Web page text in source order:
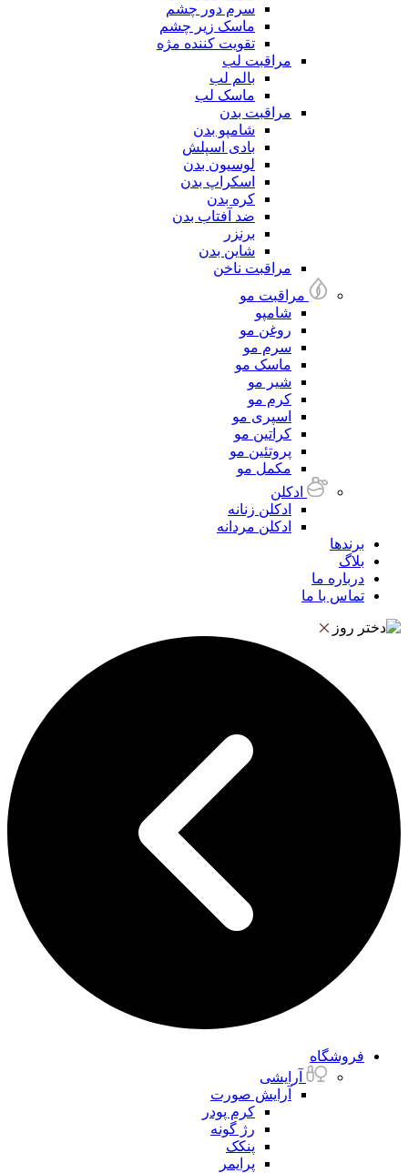
سرم دور چشم
ماسک زیر چشم
تقویت کننده مژه
مراقبت لب
بالم لب
ماسک لب
مراقبت بدن
شامپو بدن
بادی اسپلش
لوسیون بدن
اسکراپ بدن
کره بدن
ضد آفتاب بدن
برنزر
شاین بدن
مراقبت ناخن
مراقبت مو
شامپو
روغن مو
سرم مو
ماسک مو
شیر مو
کرم مو
اسپری مو
کراتین مو
پروتئین مو
مکمل مو
ادکلن
ادکلن زنانه
ادکلن مردانه
برندها
بلاگ
درباره ما
تماس با ما
فروشگاه
آرایشی
آرایش صورت
کرم پودر
رژ گونه
پنکک
پرایمر